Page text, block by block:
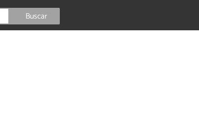
Buscar